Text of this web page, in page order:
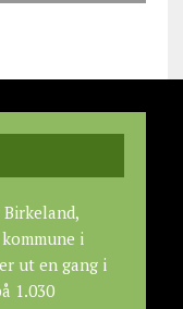
i
ut en gang i
1.030